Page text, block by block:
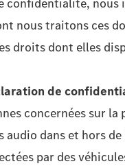
confidentialité,
nous traitons ces
droits dont elles
de
concernées sur
audio dans et hors
par des